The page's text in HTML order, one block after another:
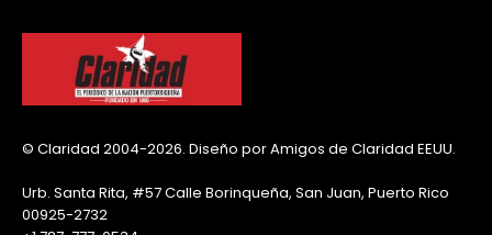
© Claridad 2004-2026. Diseño por Amigos de Claridad EEUU.
Urb. Santa Rita, #57 Calle Borinqueña, San Juan, Puerto Rico
00925-2732